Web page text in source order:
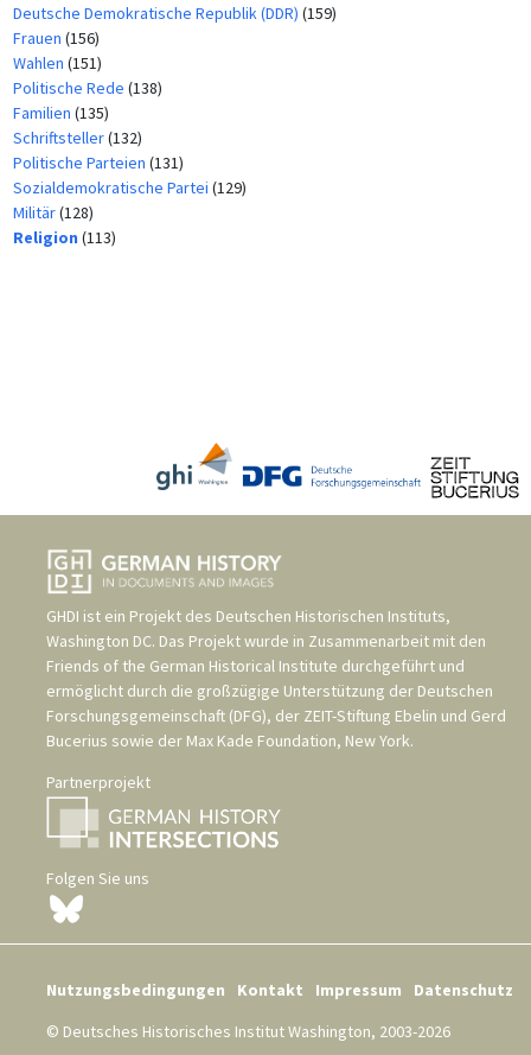
Deutsche Demokratische Republik (DDR) (159)
Frauen (156)
Wahlen (151)
Politische Rede (138)
Familien (135)
Schriftsteller(132)
Politische Parteien (131)
Sozialdemokratische Partei (129)
Militär(128)
Religion (113)
GHDI ist ein Projekt des Deutschen Historischen Instituts,
Washington DC. Das Projekt wurde in Zusammenarbeit mit den
Friends of the German Historical Institute durchgeführt und
ermöglicht durch die großzügige Unterstützung der Deutschen
Forschungsgemeinschaft (DFG), der ZEIT-Stiftung Ebelin und Gerd
Bucerius sowie der Max Kade Foundation, New York.
Partnerprojekt
Folgen Sie uns
Nutzungsbedingungen Kontakt Impressum
Datenschutz
© Deutsches Historisches Institut Washington, 2003-2026